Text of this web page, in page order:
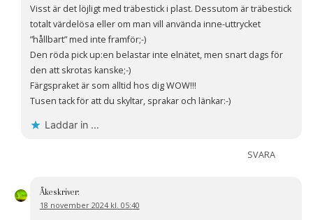
Visst är det löjligt med träbestick i plast. Dessutom är träbestick
totalt värdelösa eller om man vill använda inne-uttrycket
”hållbart” med inte framför;-)
Den röda pick up:en belastar inte elnätet, men snart dags för
den att skrotas kanske;-)
Färgspraket är som alltid hos dig WOW!!!
Tusen tack för att du skyltar, sprakar och länkar:-)
Laddar in …
SVARA
Åkeskriver:
18 november 2024 kl. 05:40